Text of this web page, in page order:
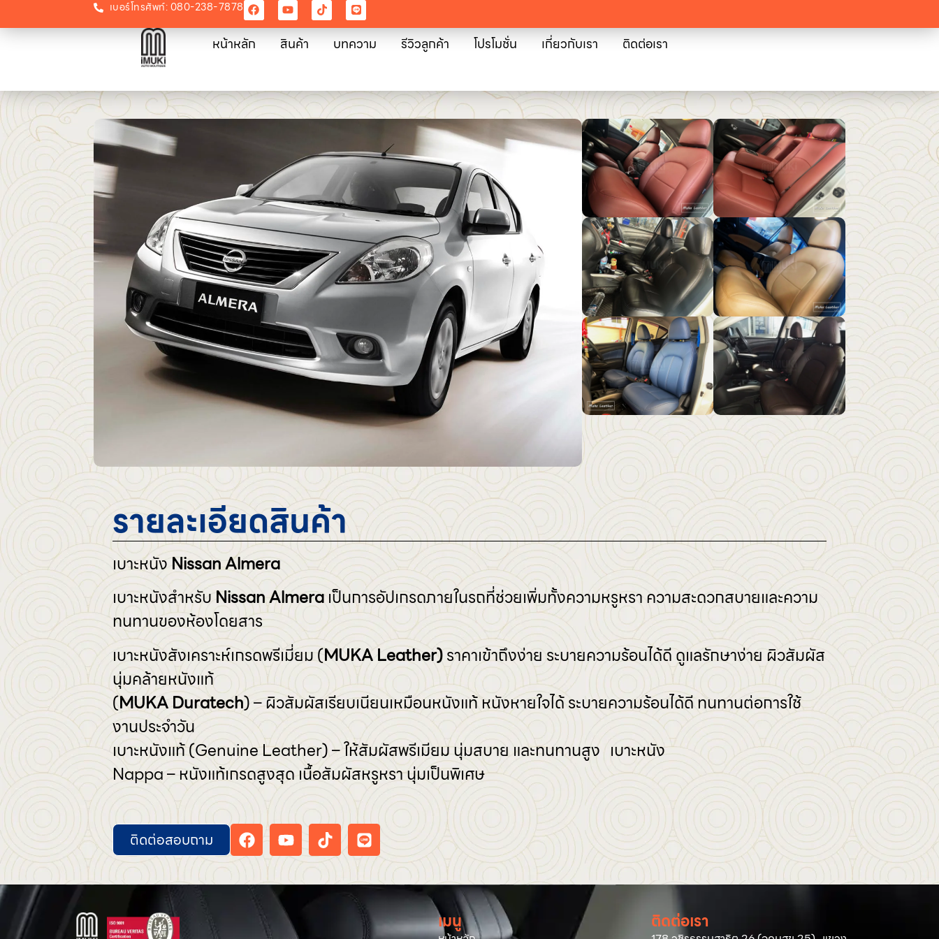
เบอร์โทรศัพท์: 080-238-7878
หน้าหลัก สินค้า บทความ รีวิวลูกค้า โปรโมชั่น เกี่ยวกับเรา ติดต่อเรา
รายละเอียดสินค้า
เบาะหนัง Nissan Almera
เบาะหนังสำหรับ Nissan Almeraเป็นการอัปเกรดภายในรถที่ช่วยเพิ่มทั้งความหรูหรา ความสะดวกสบายและความ
ทนทานของห้องโดยสาร
เบาะหนังสังเคราะห์เกรดพรีเมี่ยม (MUKA Leather)ราคาเข้าถึงง่าย ระบายความร้อนได้ดี ดูแลรักษาง่าย ผิวสัมผัส
นุ่มคล้ายหนังแท้
(MUKA Duratech) – ผิวสัมผัสเรียบเนียนเหมือนหนังแท้ หนังหายใจได้ ระบายความร้อนได้ดี ทนทานต่อการใช้
งานประจำวัน
เบาะหนังแท้ (Genuine Leather) – ให้สัมผัสพรีเมียม นุ่มสบาย และทนทานสูง เบาะหนัง
Nappa – หนังแท้เกรดสูงสุด เนื้อสัมผัสหรูหรา นุ่มเป็นพิเศษ
ติดต่อสอบถาม
เมนู ติดต่อเรา